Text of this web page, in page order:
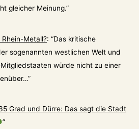
gleicher Meinung.”
Metall?: “Das kritische
sogenannten westlichen Welt und
würde nicht zu einer
”
Grad und Dürre: Das sagt die Stadt
”